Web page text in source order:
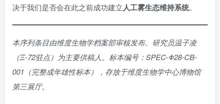
决于我们是否会在此之前成功建立人工雾生态维持系统。
本序列条目由维度生物学档案部审核发布。研究员温子凌
（Ξ-72驻点）为主要供稿人。标本编号：SPEC-Φ28-CB-
001（完整成年雄性标本），存放于维度生物学中心博物馆
第三展厅。